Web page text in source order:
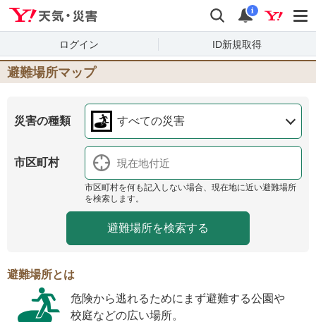
検索 通知
i
ログイン ID新規取得
避難場所マップ
災害の種類 すべての災害
市区町村
市区町村を何も記入しない場合、現在地に近い避難場所
を検索します。
避難場所とは
危険から逃れるためにまず避難する公園や
校庭などの広い場所。